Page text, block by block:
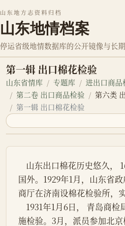
山东地方志资料归档
山东地情档案
停运省级地情数据库的公开镜像与长期
第一辑 出口棉花检验
山东省情库 专题库
进出口商品
第二卷 出口商品检验
第六类
第一辑 出口棉花检验
国外。1929年1月，山东省
商厅在济南设棉花检验所，
施检验。3月，派员参加北京